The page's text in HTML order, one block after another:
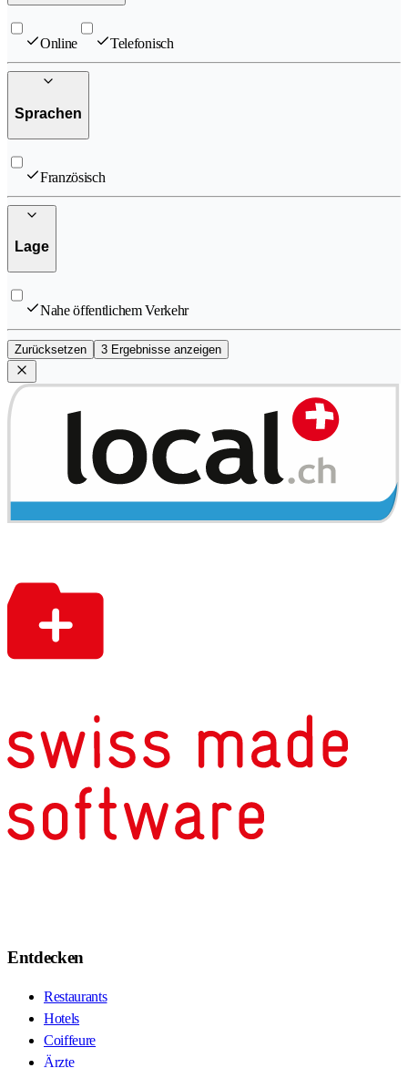
Online Telefonisch
Sprachen
Französisch
Lage
Nahe öffentlichem Verkehr
Zurücksetzen 3 Ergebnisse anzeigen
Entdecken
Restaurants
Hotels
Coiffeure
Ärzte